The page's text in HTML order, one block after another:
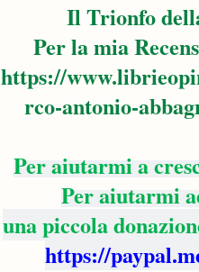
Il Trionfo
Per la mia
https://
rco-antonio-
Per aiutarmi a
Per aiutarmi
una piccola
https://